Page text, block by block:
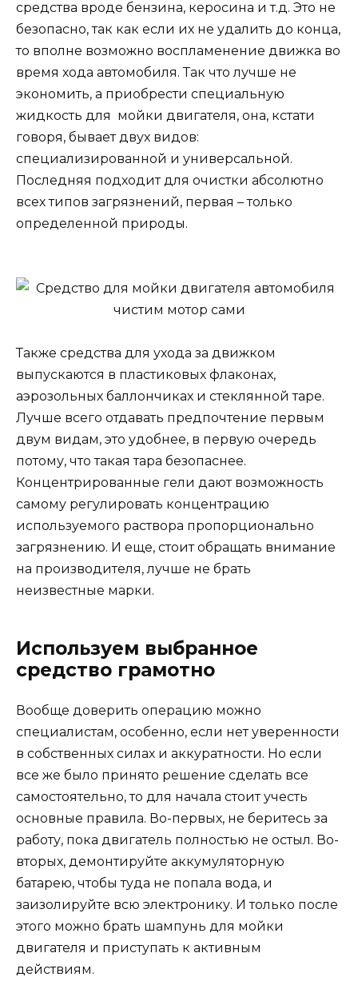
средства вроде бензина, керосина и т.д. Это не
безопасно, так как если их не удалить до конца,
то вполне возможно воспламенение движка во
время хода автомобиля. Так что лучше не
экономить, а приобрести специальную
жидкость для мойки двигателя, она, кстати
говоря, бывает двух видов:
специализированной и универсальной.
Последняя подходит для очистки абсолютно
всех типов загрязнений, первая – только
определенной природы.
Также средства для ухода за движком
выпускаются в пластиковых флаконах,
аэрозольных баллончиках и стеклянной таре.
Лучше всего отдавать предпочтение первым
двум видам, это удобнее, в первую очередь
потому, что такая тара безопаснее.
Концентрированные гели дают возможность
самому регулировать концентрацию
используемого раствора пропорционально
загрязнению. И еще, стоит обращать внимание
на производителя, лучше не брать
неизвестные марки.
Используем выбранное
средство грамотно
Вообще доверить операцию можно
специалистам, особенно, если нет уверенности
в собственных силах и аккуратности. Но если
все же было принято решение сделать все
самостоятельно, то для начала стоит учесть
основные правила. Во-первых, не беритесь за
работу, пока двигатель полностью не остыл. Во-
вторых, демонтируйте аккумуляторную
батарею, чтобы туда не попала вода, и
заизолируйте всю электронику. И только после
этого можно брать шампунь для мойки
двигателя и приступать к активным
действиям.